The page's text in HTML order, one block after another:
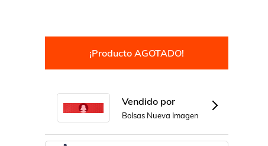
¡Producto AGOTADO!
Vendido por
Bolsas Nueva Imagen